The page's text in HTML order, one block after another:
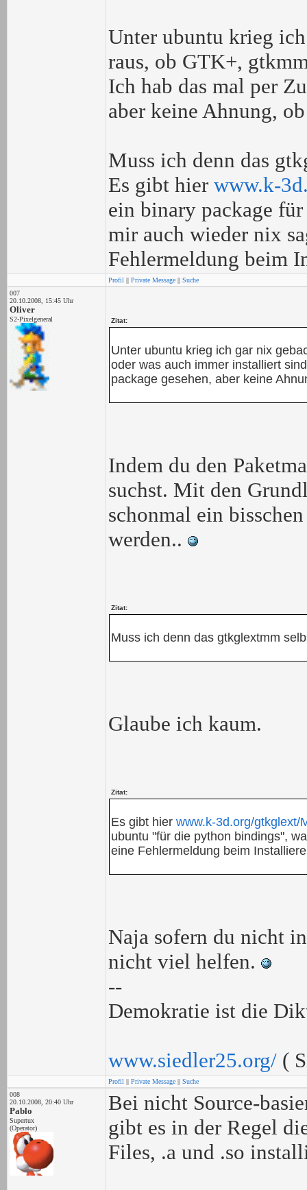
Unter ubuntu krieg
raus, ob GTK+,
Ich hab das mal per
aber keine Ahnung,
Muss ich denn das
Es gibt hier www.k-
ein binary package
mir auch wieder nix
Fehlermeldung beim
Profil || Private Message || Suche
007
20.10.2008, 15:45 Uhr
Oliver
S2-Pixelgeneral Zitat:
Unter ubuntu krieg ich gar nix
oder was auch immer installiert
package gesehen, aber keine
Indem du den
suchst. Mit den
schonmal ein
werden..
Zitat:
Muss ich denn das gtkglextmm
Glaube ich kaum.
Zitat:
Es gibt hier www.k-3d.org/gtkglext/
ubuntu "für die python bindings",
eine Fehlermeldung beim
Naja sofern du nicht
nicht viel helfen.
--
Demokratie ist die
www.siedler25.org/ (
Profil || Private Message || Suche
008
20.10.2008, 20:40 Uhr
Pablo
Supertux
(Operator)
Bei nicht Source-
gibt es in der Regel
Files, .a und .so